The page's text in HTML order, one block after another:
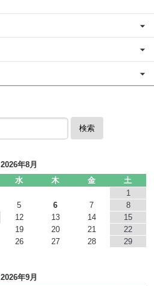
検索
2026年8月
水 木 金
土
1
5 6 7
8
12 13 14
15
19 20 21
22
26 27 28
29
2026年9月